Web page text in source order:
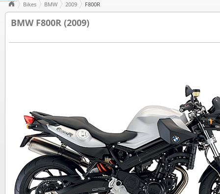
Bikes BMW 2009 F800R
BMW F800R (2009)